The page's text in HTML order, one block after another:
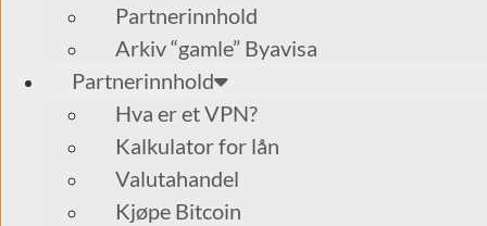
Partnerinnhold
Arkiv “gamle” Byavisa
Partnerinnhold
Hva er et VPN?
Kalkulator for lån
Valutahandel
Kjøpe Bitcoin